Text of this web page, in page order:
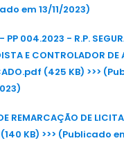
em 13/11/2023)
PP 004.2023 - R.P.
E CONTROLADOR DE
(425 KB) >>>
REMARCAÇÃO DE
KB) >>> (Publicado